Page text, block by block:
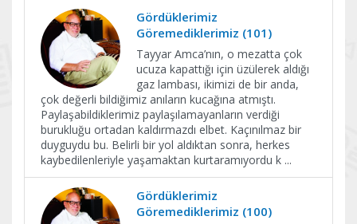
Gördüklerimiz
Göremediklerimiz (101)
Tayyar Amca’nın, o mezatta çok
ucuza kapattığı için üzülerek aldığı
gaz lambası, ikimizi de bir anda,
çok değerli bildiğimiz anıların kucağına atmıştı.
Paylaşabildiklerimiz paylaşılamayanların verdiği
burukluğu ortadan kaldırmazdı elbet. Kaçınılmaz bir
duyguydu bu. Belirli bir yol aldıktan sonra, herkes
kaybedilenleriyle yaşamaktan kurtaramıyordu k ...
Gördüklerimiz
Göremediklerimiz (100)